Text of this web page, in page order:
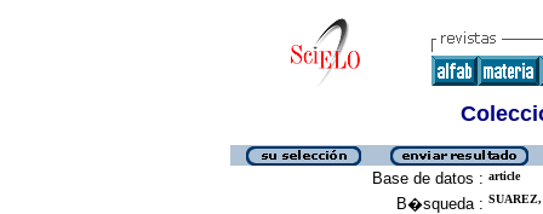
Base de datos : article
B�squeda :